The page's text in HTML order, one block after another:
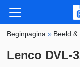
Beginpagina » Beeld &
Lenco DVL-